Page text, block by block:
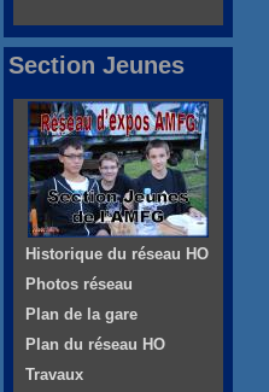
Section Jeunes
Historique du réseau HO
Photos réseau
Plan de la gare
Plan du réseau HO
Travaux